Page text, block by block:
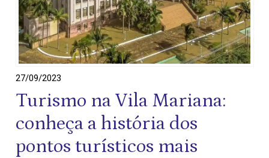
27/09/2023
Turismo na Vila Mariana:
conheça a história dos
pontos turísticos mais